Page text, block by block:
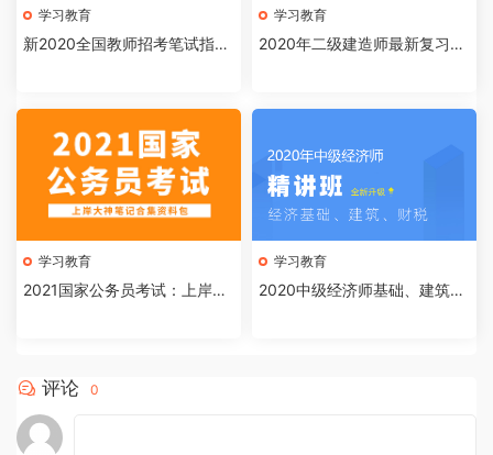
学习教育
新2020全国教师招考笔试指导
学习教育
2020年二级建造师最新复习资
学习教育
2021国家公务员考试：上岸大
学习教育
2020中级经济师基础、建筑、
评论 0